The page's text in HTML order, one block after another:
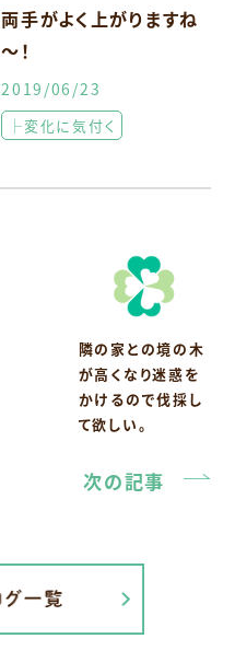
両手がよく上がりますね
～！
2019/06/23
├変化に気付く
隣の家との境の木
が高くなり迷惑を
かけるので伐採し
て欲しい。
次の記事